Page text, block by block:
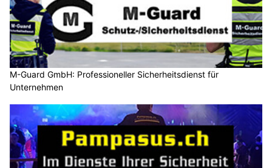
M-Guard GmbH: Professioneller Sicherheitsdienst für
Unternehmen